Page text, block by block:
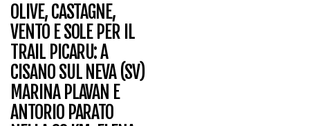
OLIVE, CASTAGNE,
VENTO E SOLE PER IL
TRAIL PICARU: A
CISANO SUL NEVA (SV)
MARINA PLAVAN E
ANTORIO PARATO